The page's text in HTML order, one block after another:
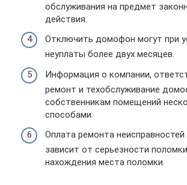
обслуживания на предмет
действия.
Отключить домофон могут при
неуплаты более двух месяцев.
Информация о компании,
ремонт и техобслуживание
собственникам помещений
способами.
Оплата ремонта
зависит от серьезности
нахождения места поломки.